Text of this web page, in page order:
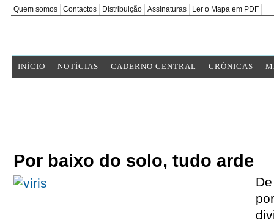
Quem somos Contactos Distribuição Assinaturas Ler o Mapa em PDF
INÍCIO NOTÍCIAS CADERNO CENTRAL CRÓNICAS
Por baixo do solo, tudo arde